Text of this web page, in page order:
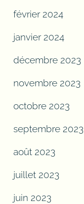
février 2024
janvier 2024
décembre 2023
novembre 2023
octobre 2023
septembre 2023
août 2023
juillet 2023
juin 2023